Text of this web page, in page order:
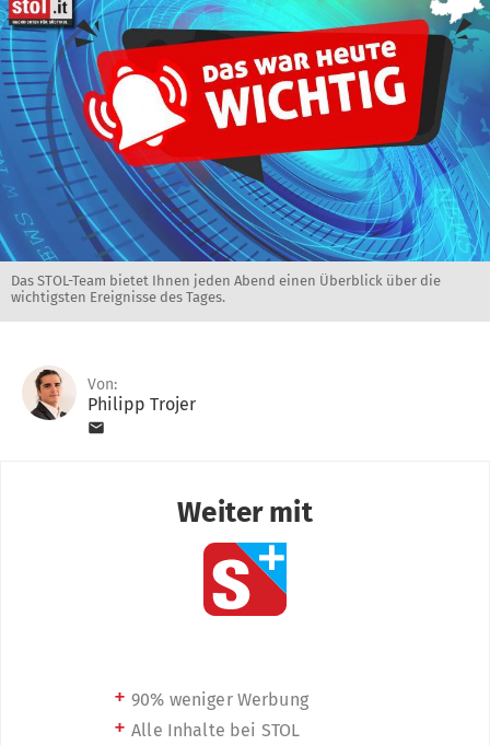
Das STOL-Team bietet Ihnen jeden Abend einen Überblick über die
wichtigsten Ereignisse des Tages.
Von:
Philipp Trojer